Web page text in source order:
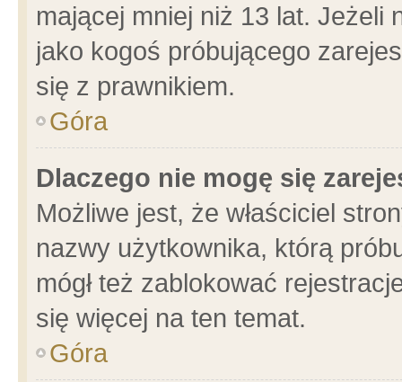
mającej mniej niż 13 lat. Jeżeli
jako kogoś próbującego
się z prawnikiem.
Góra
Dlaczego nie mogę się
Możliwe jest, że właściciel
nazwy użytkownika, którą
mógł też zablokować
się więcej na ten temat.
Góra